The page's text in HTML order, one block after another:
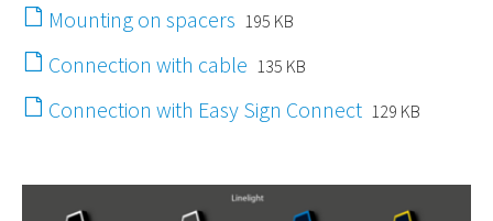
Mounting on spacers 195 KB
Connection with cable 135 KB
Connection with Easy Sign Connect 129 KB